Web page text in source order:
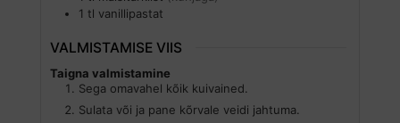
1 tl vanillipastat
VALMISTAMISE VIIS
Taigna valmistamine
Sega omavahel kõik kuivained.
Sulata või ja pane kõrvale veidi jahtuma.